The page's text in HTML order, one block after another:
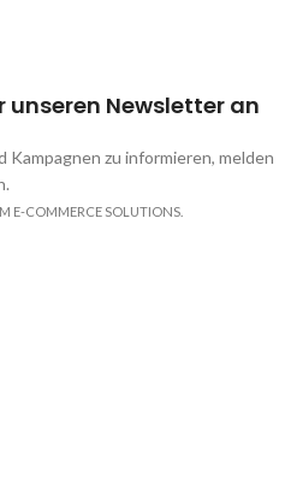
unseren Newsletter an
zu informieren, melden
E-COMMERCE SOLUTIONS.